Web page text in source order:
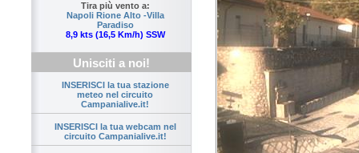
Tira più vento a:
Napoli Rione Alto -Villa
Paradiso
8,9 kts (16,5 Km/h) SSW
Unisciti a noi!
INSERISCI la tua stazione
meteo nel circuito
Campanialive.it!
INSERISCI la tua webcam nel
circuito Campanialive.it!